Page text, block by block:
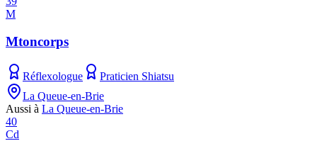
M
Mtoncorps
Réflexologue
Praticien Shiatsu
La Queue-en-Brie
Aussi à La Queue-en-Brie
40
Cd